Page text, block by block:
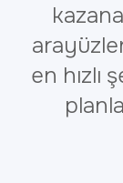
en hızlı